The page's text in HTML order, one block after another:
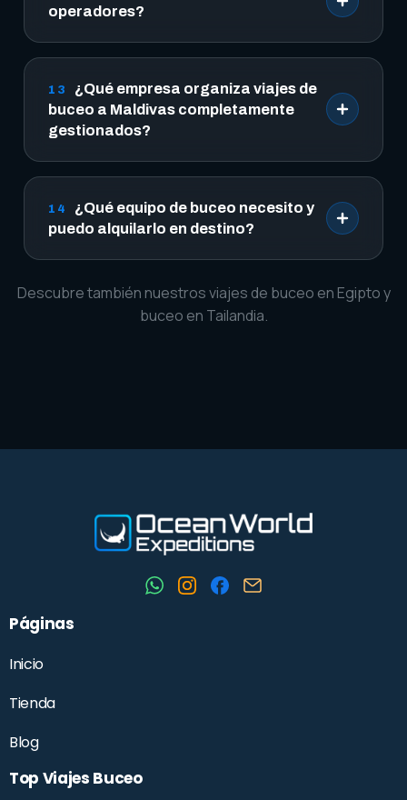
operadores?
13
¿Qué empresa organiza viajes de
buceo a Maldivas completamente
gestionados?
14
¿Qué equipo de buceo necesito y
puedo alquilarlo en destino?
Descubre también nuestros viajes de buceo en Egiptoy
buceo en Tailandia.
Páginas
Inicio
Tienda
Blog
Top Viajes Buceo